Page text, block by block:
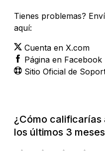
Tienes problemas?
aquí:
Cuenta en X.com
Página en Facebook
Sitio Oficial de
¿Cómo calificarías
los últimos 3